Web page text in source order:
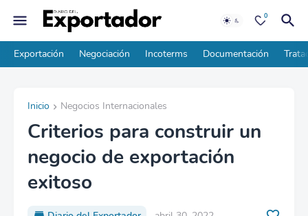
0
Exportación Negociación Incoterms Documentación
Inicio Negocios Internacionales
Criterios para construir un
negocio de exportación
exitoso